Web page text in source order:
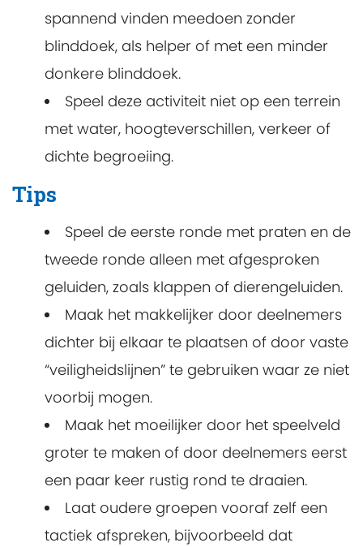
spannend vinden meedoen zonder
blinddoek, als helper of met een minder
donkere blinddoek.
Speel deze activiteit niet op een terrein
met water, hoogteverschillen, verkeer of
dichte begroeiing.
Tips
Speel de eerste ronde met praten en de
tweede ronde alleen met afgesproken
geluiden, zoals klappen of dierengeluiden.
Maak het makkelijker door deelnemers
dichter bij elkaar te plaatsen of door vaste
“veiligheidslijnen” te gebruiken waar ze niet
voorbij mogen.
Maak het moeilijker door het speelveld
groter te maken of door deelnemers eerst
een paar keer rustig rond te draaien.
Laat oudere groepen vooraf zelf een
tactiek afspreken, bijvoorbeeld dat